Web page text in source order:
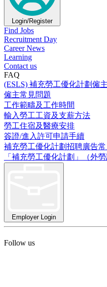
Login/Register
Find Jobs
Recruitment Day
Career News
Learning
Contact us
FAQ
(ESLS) 補充勞工優化計劃僱
僱主常見問題
工作範疇及工作時間
輸入勞工工資及支薪方法
勞工住宿及醫療安排
簽證/進入許可申請手續
補充勞工優化計劃招聘廣告常
「補充勞工優化計劃」（外
Employer Login
Follow us